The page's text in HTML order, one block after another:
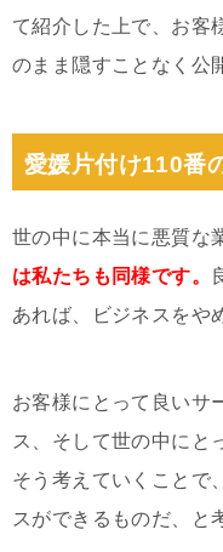
て紹介した上で、お客
のまま隠すことなく公
愛媛片付け110番
世の中に本当に悪質な
は私たちも同様です。
あれば、ビジネスをや
お客様にとって良いサ
ス、そして世の中にと
そう考えていくことで
スができるものだ、と